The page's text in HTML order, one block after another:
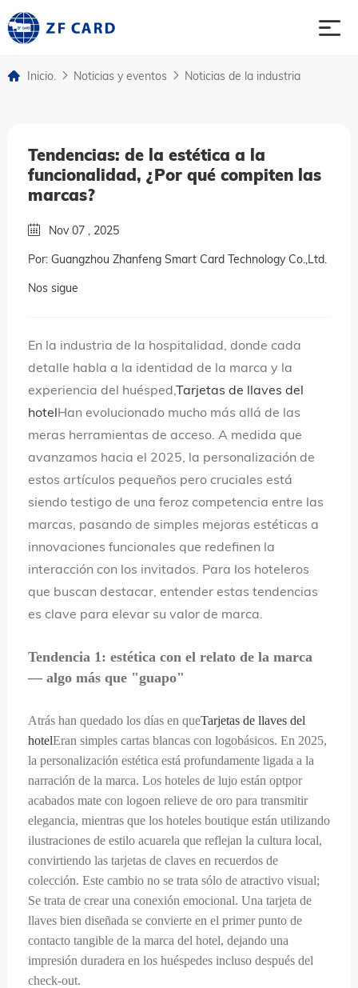
sobre
asunto
Noticias y eventos
idioma
Inicio. Noticias y eventos Noticias de la industria
Tendencias: de la estética a la
funcionalidad, ¿Por qué compiten las
marcas?
Nov 07 , 2025
Por: Guangzhou Zhanfeng Smart Card Technology Co.,Ltd.
Nos sigue
En la industria de la hospitalidad, donde cada
detalle habla a la identidad de la marca y la
experiencia del huésped, Tarjetas de llaves del
hotelHan evolucionado mucho más allá de las
meras herramientas de acceso. A medida que
avanzamos hacia el 2025, la personalización de
estos artículos pequeños pero cruciales está
siendo testigo de una feroz competencia entre las
marcas, pasando de simples mejoras estéticas a
innovaciones funcionales que redefinen la
interacción con los invitados. Para los hoteleros
que buscan destacar, entender estas tendencias
es clave para elevar su valor de marca.
Tendencia 1: estética con el relato de la marca
— algo más que "guapo"
Atrás han quedado los días en queTarjetas de llaves del
hotelEran simples cartas blancas con logobásicos. En 2025,
la personalización estética está profundamente ligada a la
narración de la marca. Los hoteles de lujo están optpor
acabados mate con logoen relieve de oro para transmitir
elegancia, mientras que los hoteles boutique están utilizando
ilustraciones de estilo acuarela que reflejan la cultura local,
convirtiendo las tarjetas de claves en recuerdos de
colección. Este cambio no se trata sólo de atractivo visual;
Se trata de crear una conexión emocional. Una tarjeta de
llaves bien diseñada se convierte en el primer punto de
contacto tangible de la marca del hotel, dejando una
impresión duradera en los huéspedes incluso después del
check-out.